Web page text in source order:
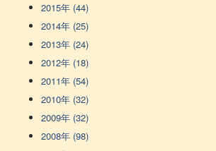
2015年 (44)
2014年 (25)
2013年 (24)
2012年 (18)
2011年 (54)
2010年 (32)
2009年 (32)
2008年 (98)